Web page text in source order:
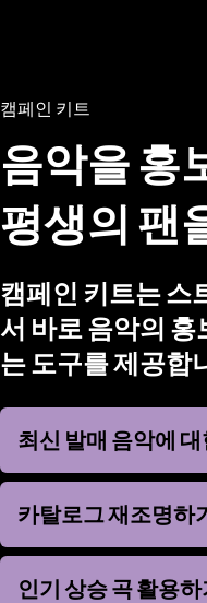
캠페인 키트
음악을 홍
평생의 팬
캠페인 키트는 스
서 바로 음악의 홍
는 도구를 제공합
최신 발매 음악에
최신 발매 음악에
카탈로그 재조명하
카탈로그 재조명하
인기 상승 곡 활용하
인기 상승 곡 활용하